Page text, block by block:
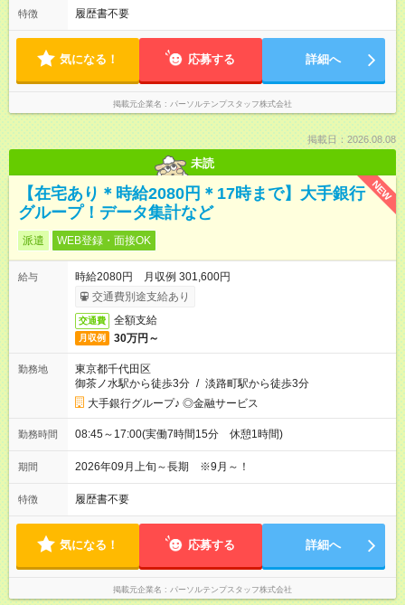
特徴 履歴書不要
気になる！ 応募する 詳細へ
掲載元企業名 パーソルテンプスタッフ株式会社
掲載日：2026.08.08
未読
NEW
【在宅あり＊時給2080円＊17時まで】大手銀行
グループ！データ集計など
派遣 WEB登録・面接OK
給与
時給2080円 月収例 301,600円
交通費別途支給あり
交通費 全額支給
月収例 30万円～
勤務地
東京都千代田区
御茶ノ水駅から徒歩3分 / 淡路町駅から徒歩3分
大手銀行グループ♪ ◎金融サービス
勤務時間 08:45～17:00(実働7時間15分 休憩1時間)
期間 2026年09月上旬～長期 ※9月～！
特徴 履歴書不要
気になる！ 応募する 詳細へ
掲載元企業名 パーソルテンプスタッフ株式会社